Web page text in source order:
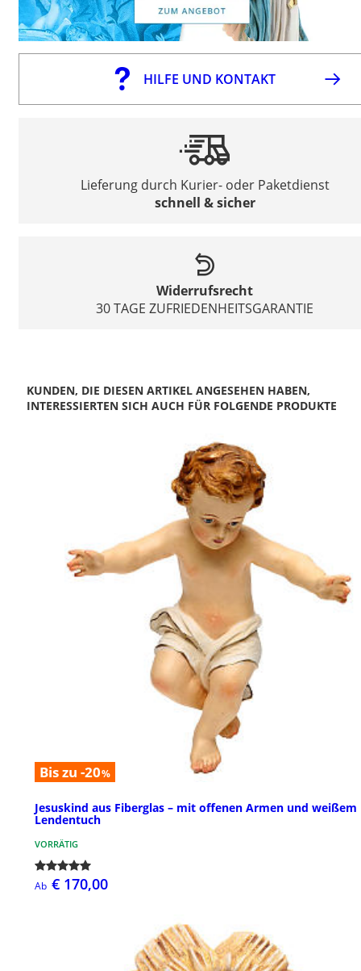
HILFE UND KONTAKT
Lieferung durch Kurier- oder Paketdienst
schnell & sicher
Widerrufsrecht
30 TAGE ZUFRIEDENHEITSGARANTIE
KUNDEN, DIE DIESEN ARTIKEL ANGESEHEN HABEN,
INTERESSIERTEN SICH AUCH FÜR FOLGENDE PRODUKTE
Bis zu -20%
Jesuskind aus Fiberglas – mit offenen Armen und weißem
Lendentuch
VORRÄTIG
Ab € 170,00